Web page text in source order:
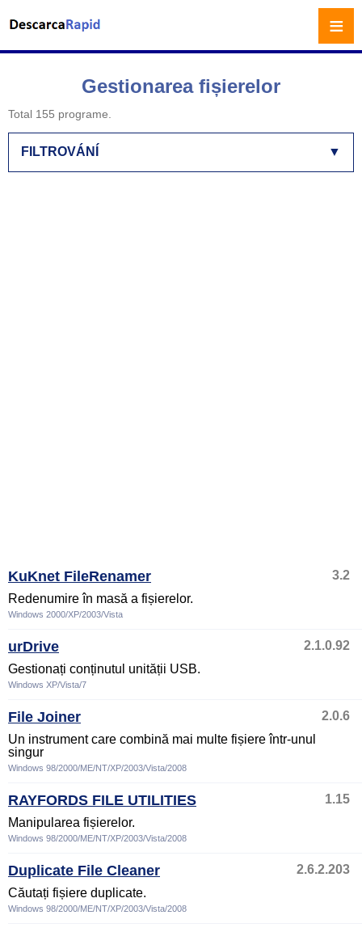
Gestionarea fișierelor
Total 155 programe.
▼
FILTROVÁNÍ
KuKnet FileRenamer
3.2
Redenumire în masă a fișierelor.
Windows 2000/XP/2003/Vista
urDrive
2.1.0.92
Gestionați conținutul unității USB.
Windows XP/Vista/7
File Joiner
2.0.6
Un instrument care combină mai multe fișiere într-unul
singur
Windows 98/2000/ME/NT/XP/2003/Vista/2008
RAYFORDS FILE UTILITIES
1.15
Manipularea fișierelor.
Windows 98/2000/ME/NT/XP/2003/Vista/2008
Duplicate File Cleaner
2.6.2.203
Căutați fișiere duplicate.
Windows 98/2000/ME/NT/XP/2003/Vista/2008
≡